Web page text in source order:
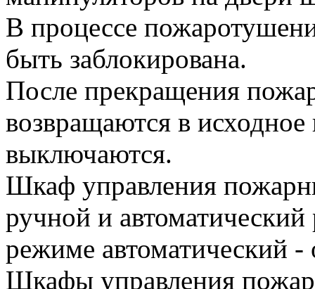
В процессе
быть заблокирована.
После прекращения
возвращаются в
выключаются.
Шкаф управления
ручной и
режиме автоматический -
Шкафы управления